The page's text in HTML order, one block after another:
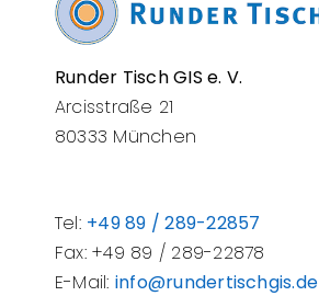
Runder Tisch GIS e. V.
Arcisstraße 21
80333 München
Tel: +49 89 / 289-22857
Fax: +49 89 / 289-22878
E-Mail: info@rundertischgis.de